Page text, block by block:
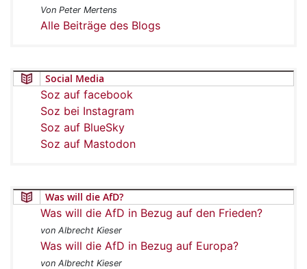
Von Peter Mertens
Alle Beiträge des Blogs
Social Media
Soz auf facebook
Soz bei Instagram
Soz auf BlueSky
Soz auf Mastodon
Was will die AfD?
Was will die AfD in Bezug auf den Frieden?
von Albrecht Kieser
Was will die AfD in Bezug auf Europa?
von Albrecht Kieser